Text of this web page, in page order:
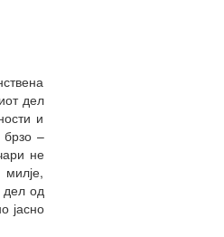
дел
и
брзо –
не
дел од
јасно